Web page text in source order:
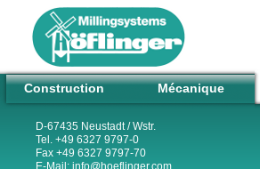
D-67435 Neustadt / Wstr.
Tel. +49 6327 9797-0
Fax +49 6327 9797-70
E-Mail: info@hoeflinger.com
Construction Mécanique